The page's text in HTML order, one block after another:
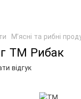
Мʼясні та рибні
ТМ Рибак
відгук